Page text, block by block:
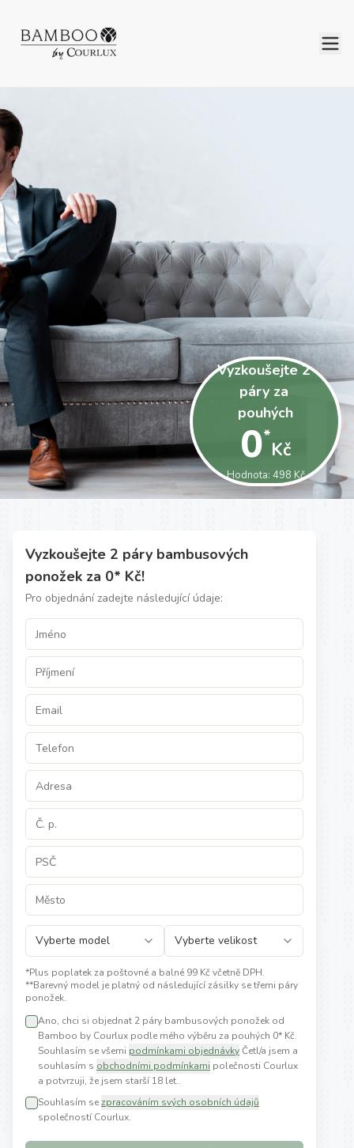
Vyzkoušejte 2
páry za
pouhých
0*
Kč
Hodnota: 498 Kč
Vyzkoušejte 2 páry bambusových
ponožek za 0* Kč!
Pro objednání zadejte následující údaje:
*Plus poplatek za poštovné a balné 99 Kč včetně DPH.
**Barevný model je platný od následující zásilky se třemi páry
ponožek.
Ano, chci si objednat 2 páry bambusových ponožek od
Bamboo by Courlux podle mého výběru za pouhých 0* Kč.
Souhlasím se všemi podmínkami objednávkyČetl/a jsem a
souhlasím s obchodními podmínkami polečnosti Courlux
a potvrzuji, že jsem starší 18 let..
Souhlasím sezpracováním svých osobních údajů
společností Courlux.